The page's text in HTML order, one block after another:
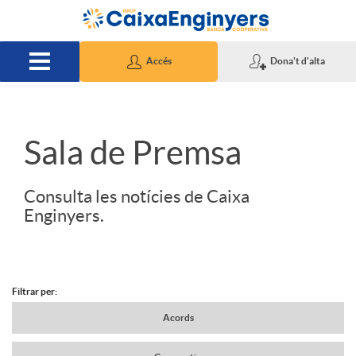
Salta al contingut principal
Accés Dona't d'alta
S
d
Sala de Premsa
Consulta les notícies de Caixa
Enginyers.
N
Filtrar per:
Acords